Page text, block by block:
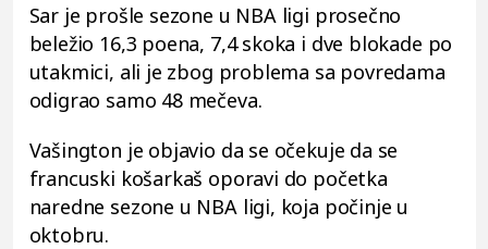
Sar je prošle sezone u NBA ligi prosečno
beležio 16,3 poena, 7,4 skoka i dve blokade po
utakmici, ali je zbog problema sa povredama
odigrao samo 48 mečeva.
Vašington je objavio da se očekuje da se
francuski košarkaš oporavi do početka
naredne sezone u NBA ligi, koja počinje u
oktobru.